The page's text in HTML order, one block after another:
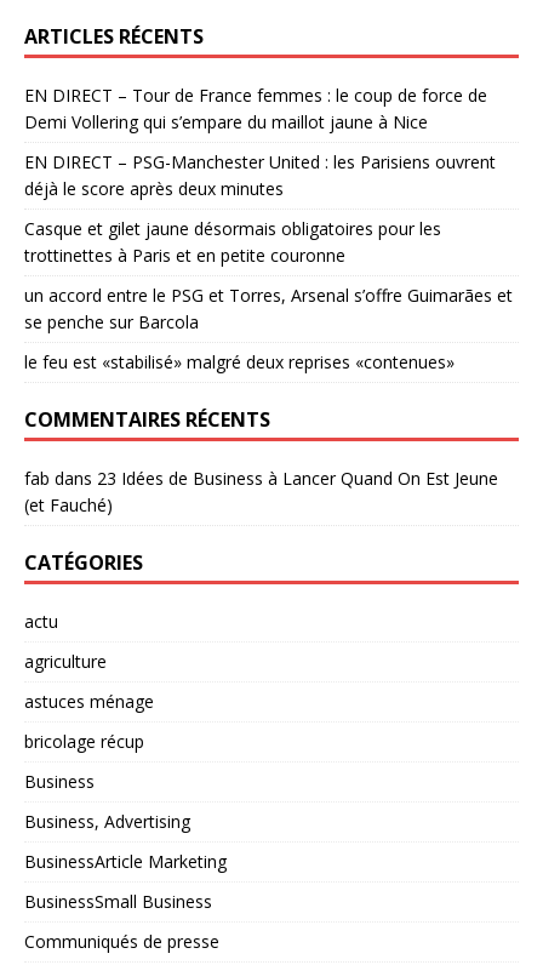
ARTICLES RÉCENTS
EN DIRECT – Tour de France femmes : le coup de force de
Demi Vollering qui s’empare du maillot jaune à Nice
EN DIRECT – PSG-Manchester United : les Parisiens ouvrent
déjà le score après deux minutes
Casque et gilet jaune désormais obligatoires pour les
trottinettes à Paris et en petite couronne
un accord entre le PSG et Torres, Arsenal s’offre Guimarães et
se penche sur Barcola
le feu est «stabilisé» malgré deux reprises «contenues»
COMMENTAIRES RÉCENTS
fab dans 23 Idées de Business à Lancer Quand On Est Jeune
(et Fauché)
CATÉGORIES
actu
agriculture
astuces ménage
bricolage récup
Business
Business, Advertising
BusinessArticle Marketing
BusinessSmall Business
Communiqués de presse